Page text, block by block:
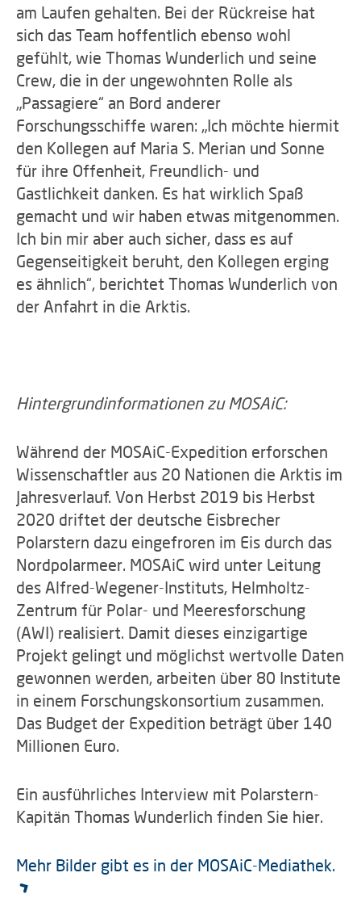
am Laufen gehalten. Bei der Rückreise hat
sich das Team hoffentlich ebenso wohl
gefühlt, wie Thomas Wunderlich und seine
Crew, die in der ungewohnten Rolle als
„Passagiere“ an Bord anderer
Forschungsschiffe waren: „Ich möchte hiermit
den Kollegen auf Maria S. Merian und Sonne
für ihre Offenheit, Freundlich- und
Gastlichkeit danken. Es hat wirklich Spaß
gemacht und wir haben etwas mitgenommen.
Ich bin mir aber auch sicher, dass es auf
Gegenseitigkeit beruht, den Kollegen erging
es ähnlich“, berichtet Thomas Wunderlich von
der Anfahrt in die Arktis.
Hintergrundinformationen zu MOSAiC:
Während der MOSAiC-Expedition erforschen
Wissenschaftler aus 20 Nationen die Arktis im
Jahresverlauf. Von Herbst 2019 bis Herbst
2020 driftet der deutsche Eisbrecher
Polarstern dazu eingefroren im Eis durch das
Nordpolarmeer. MOSAiC wird unter Leitung
des Alfred-Wegener-Instituts, Helmholtz-
Zentrum für Polar- und Meeresforschung
(AWI) realisiert. Damit dieses einzigartige
Projekt gelingt und möglichst wertvolle Daten
gewonnen werden, arbeiten über 80 Institute
in einem Forschungskonsortium zusammen.
Das Budget der Expedition beträgt über 140
Millionen Euro.
Ein ausführliches Interview mit Polarstern-
Kapitän Thomas Wunderlich finden Sie hier.
Mehr Bilder gibt es in der MOSAiC-Mediathek.